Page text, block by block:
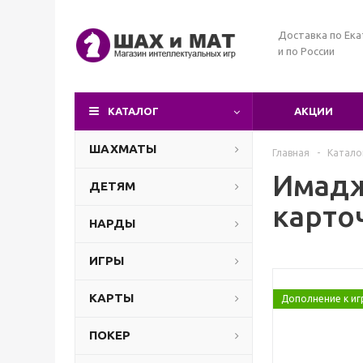
Доставка по
и по России
КАТАЛОГ АКЦИИ
ШАХМАТЫ
ДЕТЯМ
НАРДЫ
ИГРЫ
КАРТЫ
ПОКЕР
Главная -
Дополнение к